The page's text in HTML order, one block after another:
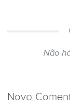
Não
Novo